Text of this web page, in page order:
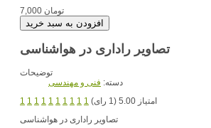
7,000 تومان
تصاویر راداری در هواشناسی
توضیحات
دسته: فنی و مهندسی
1 1 1 1 1 1 1 1 1 1
امتیاز 5.00 (1 رای)